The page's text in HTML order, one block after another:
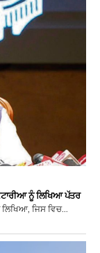
ਨੂੰ ਲਿਖਿਆ ਪੱਤਰ
ਜਿਸ ਵਿਚ...